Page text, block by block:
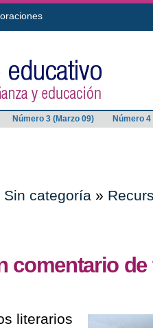
Número 3 (Marzo 09) Número
Sin categoría»
comentario de
literarios